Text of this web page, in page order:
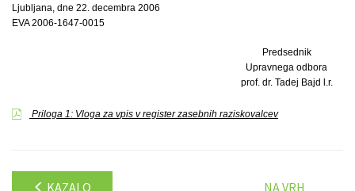
Ljubljana, dne 22. decembra 2006
EVA 2006-1647-0015
Predsednik
Upravnega odbora
prof. dr. Tadej Bajd l.r.
Priloga 1: Vloga za vpis v register zasebnih raziskovalcev
KAZALO NA VRH